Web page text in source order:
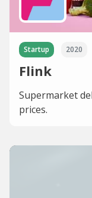
Startup 2020
Flink
Supermarket
prices.